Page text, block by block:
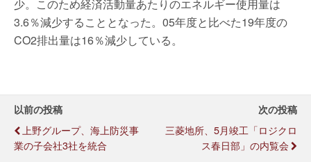
少。このため経済活動量あたりのエネルギー使用量は
3.6％減少することとなった。05年度と比べた19年度の
CO2排出量は16％減少している。
以前の投稿
上野グループ、海上防災事
業の子会社3社を統合
次の投稿
三菱地所、5月竣工「ロジクロ
ス春日部」の内覧会